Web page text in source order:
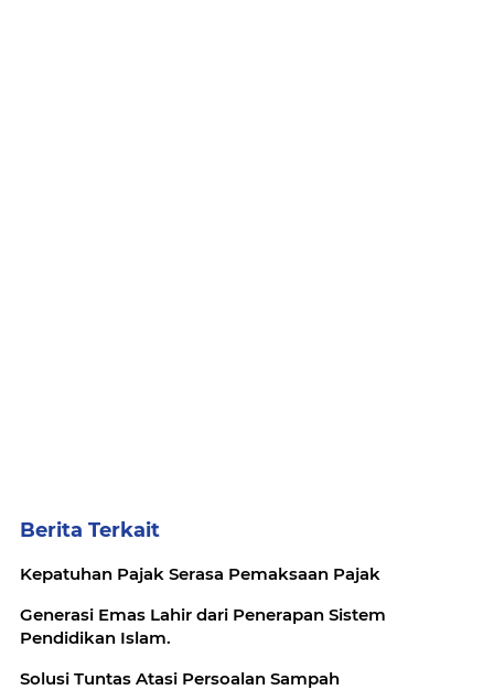
Berita Terkait
Kepatuhan Pajak Serasa Pemaksaan Pajak
Generasi Emas Lahir dari Penerapan Sistem
Pendidikan Islam.
Solusi Tuntas Atasi Persoalan Sampah